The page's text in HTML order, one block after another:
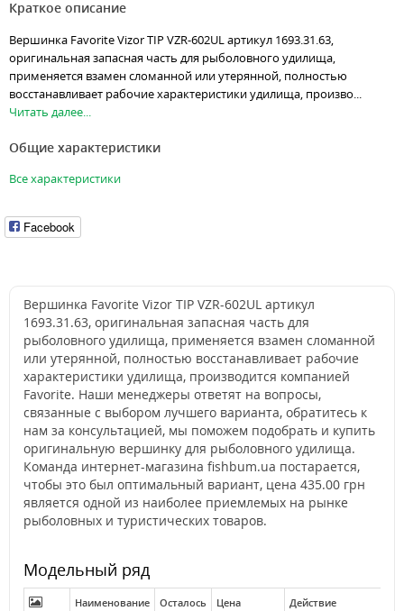
Краткое описание
Вершинка Favorite Vizor TIP VZR-602UL артикул 1693.31.63,
оригинальная запасная часть для рыболовного удилища,
применяется взамен сломанной или утерянной, полностью
восстанавливает рабочие характеристики удилища, произво...
Читать далее...
Общие характеристики
Все характеристики
Facebook
Вершинка Favorite Vizor TIP VZR-602UL артикул
1693.31.63, оригинальная запасная часть для
рыболовного удилища, применяется взамен сломанной
или утерянной, полностью восстанавливает рабочие
характеристики удилища, производится компанией
Favorite. Наши менеджеры ответят на вопросы,
связанные с выбором лучшего варианта, обратитесь к
нам за консультацией, мы поможем подобрать и купить
оригинальную вершинку для рыболовного удилища.
Команда интернет-магазина fishbum.ua постарается,
чтобы это был оптимальный вариант, цена 435.00 грн
является одной из наиболее приемлемых на рынке
рыболовных и туристических товаров.
Модельный ряд
Наименование Осталось Цена Действие